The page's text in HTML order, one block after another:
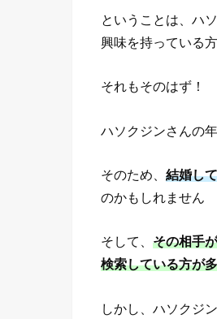
ということは、ハ
興味を持っている
それもそのはず！
ハソクジンさんの
そのため、 結婚し
のかもしれません
そして、 その相手
検索している方が
しかし、ハソクジ